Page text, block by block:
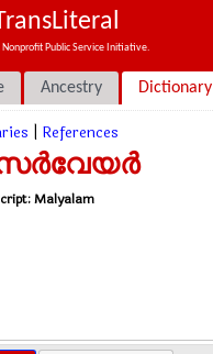
Nonprofit Public Service Initiative.
Ancestry Dictionary
References
Malyalam